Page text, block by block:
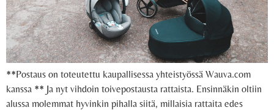
**Postaus on toteutettu kaupallisessa yhteistyössä Wauva.com
kanssa ** Ja nyt vihdoin toivepostausta rattaista. Ensinnäkin oltiin
alussa molemmat hyvinkin pihalla siitä, millaisia rattaita edes